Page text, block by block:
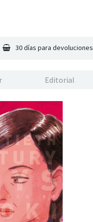
30 días para devoluciones